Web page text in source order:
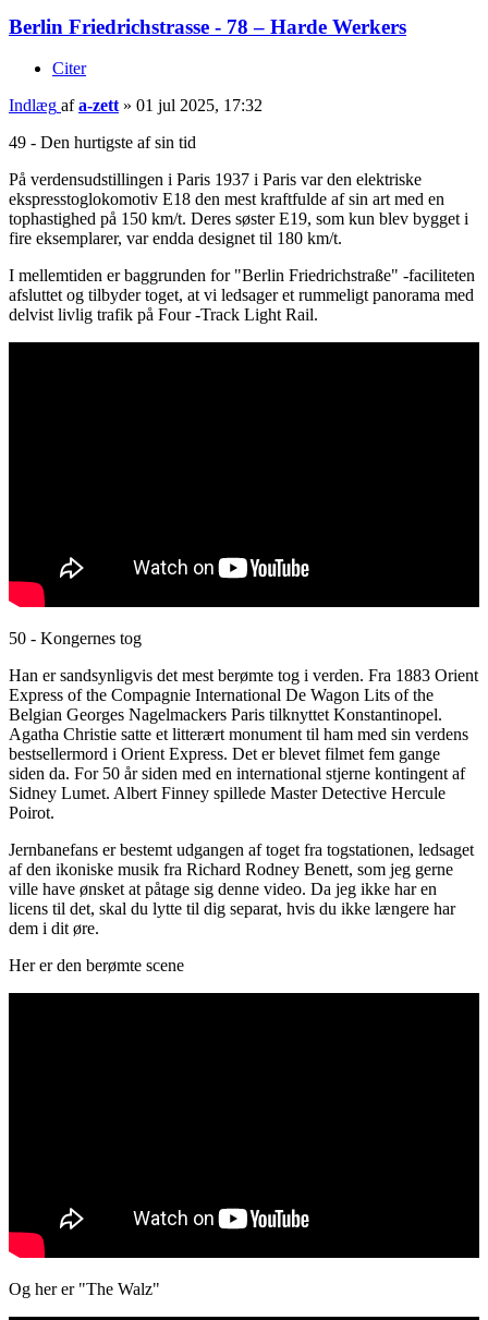
Berlin Friedrichstrasse - 78 – Harde Werkers
Citer
Indlæg afa-zett » 01 jul 2025, 17:32
49 - Den hurtigste af sin tid
På verdensudstillingen i Paris 1937 i Paris var den elektriske
ekspresstoglokomotiv E18 den mest kraftfulde af sin art med en
tophastighed på 150 km/t. Deres søster E19, som kun blev bygget i
fire eksemplarer, var endda designet til 180 km/t.
I mellemtiden er baggrunden for "Berlin Friedrichstraße" -faciliteten
afsluttet og tilbyder toget, at vi ledsager et rummeligt panorama med
delvist livlig trafik på Four -Track Light Rail.
50 - Kongernes tog
Han er sandsynligvis det mest berømte tog i verden. Fra 1883 Orient
Express of the Compagnie International De Wagon Lits of the
Belgian Georges Nagelmackers Paris tilknyttet Konstantinopel.
Agatha Christie satte et litterært monument til ham med sin verdens
bestsellermord i Orient Express. Det er blevet filmet fem gange
siden da. For 50 år siden med en international stjerne kontingent af
Sidney Lumet. Albert Finney spillede Master Detective Hercule
Poirot.
Jernbanefans er bestemt udgangen af ​​toget fra togstationen, ledsaget
af den ikoniske musik fra Richard Rodney Benett, som jeg gerne
ville have ønsket at påtage sig denne video. Da jeg ikke har en
licens til det, skal du lytte til dig separat, hvis du ikke længere har
dem i dit øre.
Her er den berømte scene
Og her er "The Walz"